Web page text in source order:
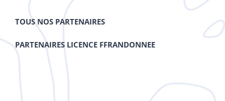
TOUS NOS PARTENAIRES
PARTENAIRES LICENCE FFRANDONNEE